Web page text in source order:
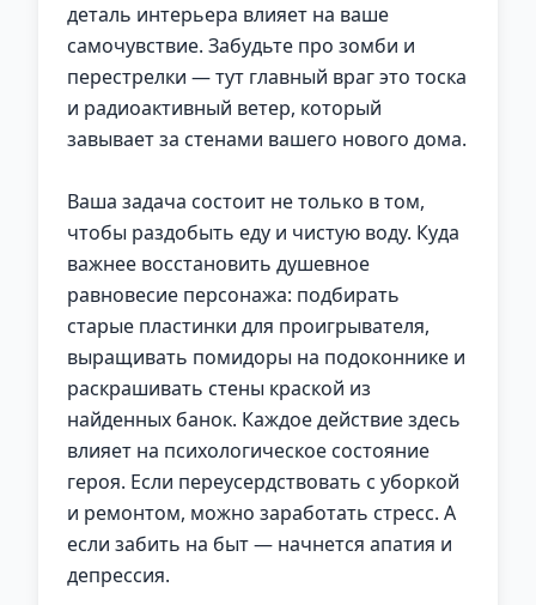
деталь интерьера влияет на ваше
самочувствие. Забудьте про зомби и
перестрелки — тут главный враг это тоска
и радиоактивный ветер, который
завывает за стенами вашего нового дома.
Ваша задача состоит не только в том,
чтобы раздобыть еду и чистую воду. Куда
важнее восстановить душевное
равновесие персонажа: подбирать
старые пластинки для проигрывателя,
выращивать помидоры на подоконнике и
раскрашивать стены краской из
найденных банок. Каждое действие здесь
влияет на психологическое состояние
героя. Если переусердствовать с уборкой
и ремонтом, можно заработать стресс. А
если забить на быт — начнется апатия и
депрессия.